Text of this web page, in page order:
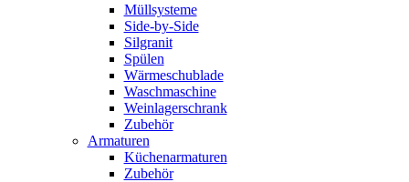
Müllsysteme
Side-by-Side
Silgranit
Spülen
Wärmeschublade
Waschmaschine
Weinlagerschrank
Zubehör
Armaturen
Küchenarmaturen
Zubehör